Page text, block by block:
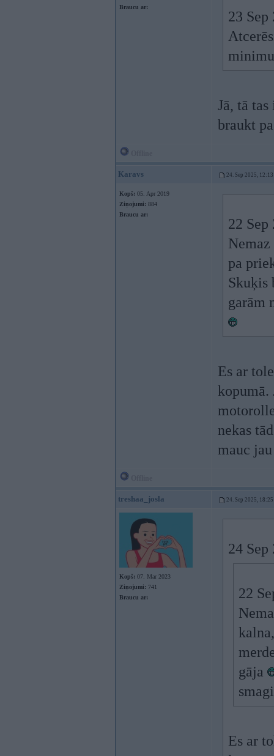
Braucu ar:
23
Jā, tā
braukt
Karavs 24. Sep 2025, 12:13
Kopš: 05. Apr 2019
Ziņojumi: 884
Braucu ar:
22
pa
Skuķis
garām
Es ar
kopumā.
nekas
mauc
treshaa_josla 24. Sep 2025, 18:25
Kopš: 07. Mar 2023
Ziņojumi: 741
Braucu ar:
24
22
gāja
Es ar